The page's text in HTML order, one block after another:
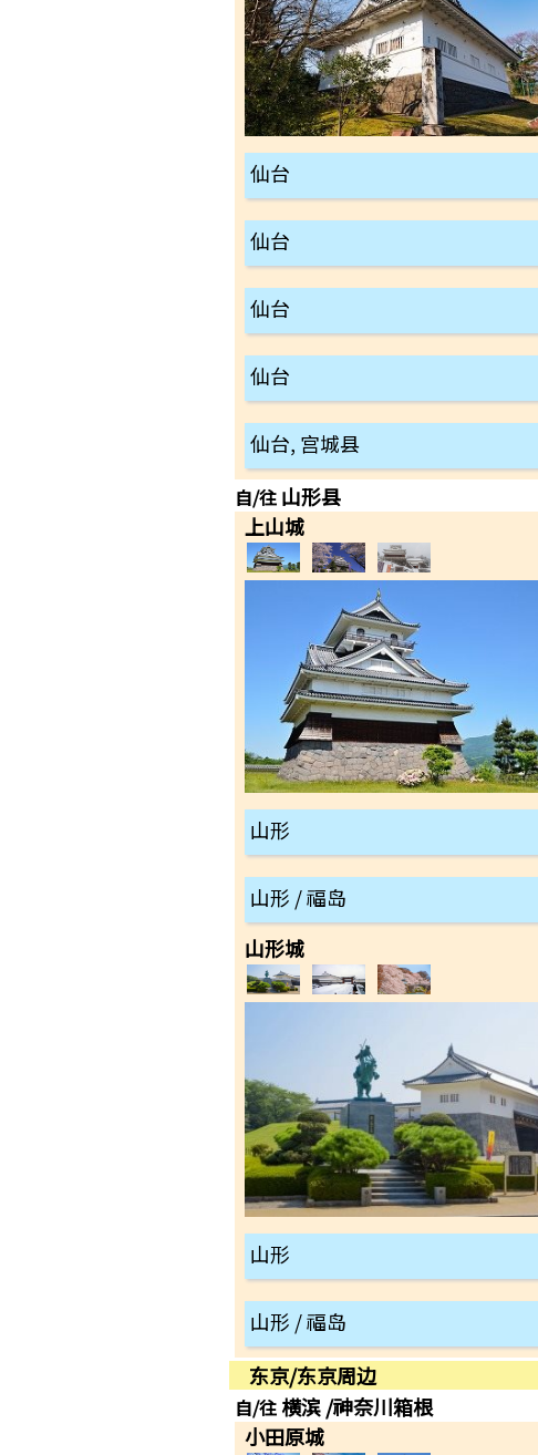
仙台
仙台
仙台
仙台
仙台, 宫城县
自/往 山形县
上山城
山形
山形 / 福岛
山形城
山形
山形 / 福岛
东京/东京周边
自/往 横滨 /神奈川箱根
小田原城